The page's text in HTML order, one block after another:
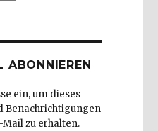
ABONNIEREN
ein, um dieses
Benachrichtigungen
zu erhalten.